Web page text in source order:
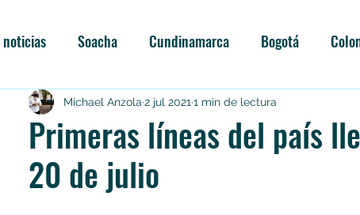
noticias Soacha Cundinamarca Bogotá
nuevas soachunidades Categoría sin título
Primeras líneas del país
20 de julio
Michael Anzola 2 jul 2021 1 min de lectura